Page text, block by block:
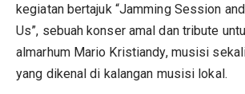
kegiatan bertajuk “Jamming Session
Us”, sebuah konser amal dan tribute
almarhum Mario Kristiandy, musisi
yang dikenal di kalangan musisi lokal.